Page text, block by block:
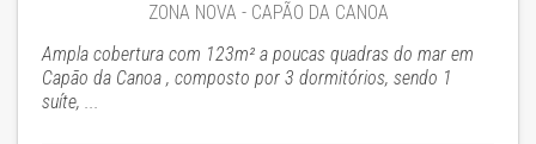
ZONA NOVA - CAPÃO DA CANOA
Ampla cobertura com 123m² a poucas quadras do mar em
Capão da Canoa , composto por 3 dormitórios, sendo 1
suíte, ...